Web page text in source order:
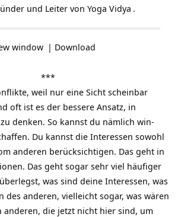
und Leiter von Yoga Vidya .
window | Download
***
weil nur eine Sicht scheinbar
oft ist es der bessere Ansatz, in
denken. So kannst du nämlich win-
Du kannst die Interessen sowohl
anderen berücksichtigen. Das geht in
Das geht sogar sehr viel häufiger
was sind deine Interessen, was
des anderen, vielleicht sogar, was wären
anderen, die jetzt nicht hier sind, um